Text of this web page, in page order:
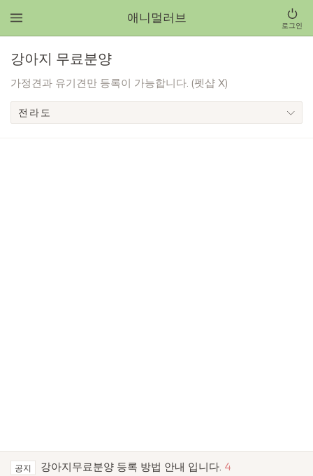
애니멀러브 로그인
강아지 무료분양
가정견과 유기견만 등록이 가능합니다. (펫샵 X)
공지 강아지무료분양 등록 방법 안내 입니다. 4